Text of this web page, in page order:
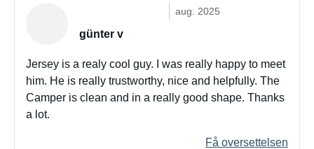
aug. 2025
günter v
Jersey is a realy cool guy. I was really happy to meet
him. He is really trustworthy, nice and helpfully. The
Camper is clean and in a really good shape. Thanks
a lot.
Få oversettelsen